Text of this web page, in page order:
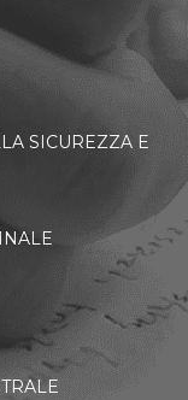
SICUREZZA E